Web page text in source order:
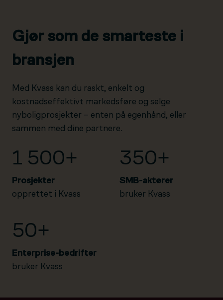
Gjør som de smarteste i
bransjen
Med Kvass kan du raskt, enkelt og
kostnadseffektivt markedsføre og selge
nyboligprosjekter – enten på egenhånd, eller
sammen med dine partnere.
1 500+
Prosjekter
opprettet i Kvass
350+
SMB-aktører
bruker Kvass
50+
Enterprise-bedrifter
bruker Kvass